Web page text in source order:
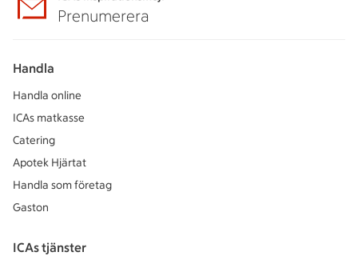
Prenumerera
Handla
Handla online
ICAs matkasse
Catering
Apotek Hjärtat
Handla som företag
Gaston
ICAs tjänster